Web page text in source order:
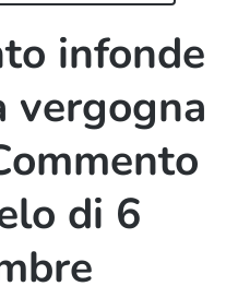
infonde
vergogna
di 6